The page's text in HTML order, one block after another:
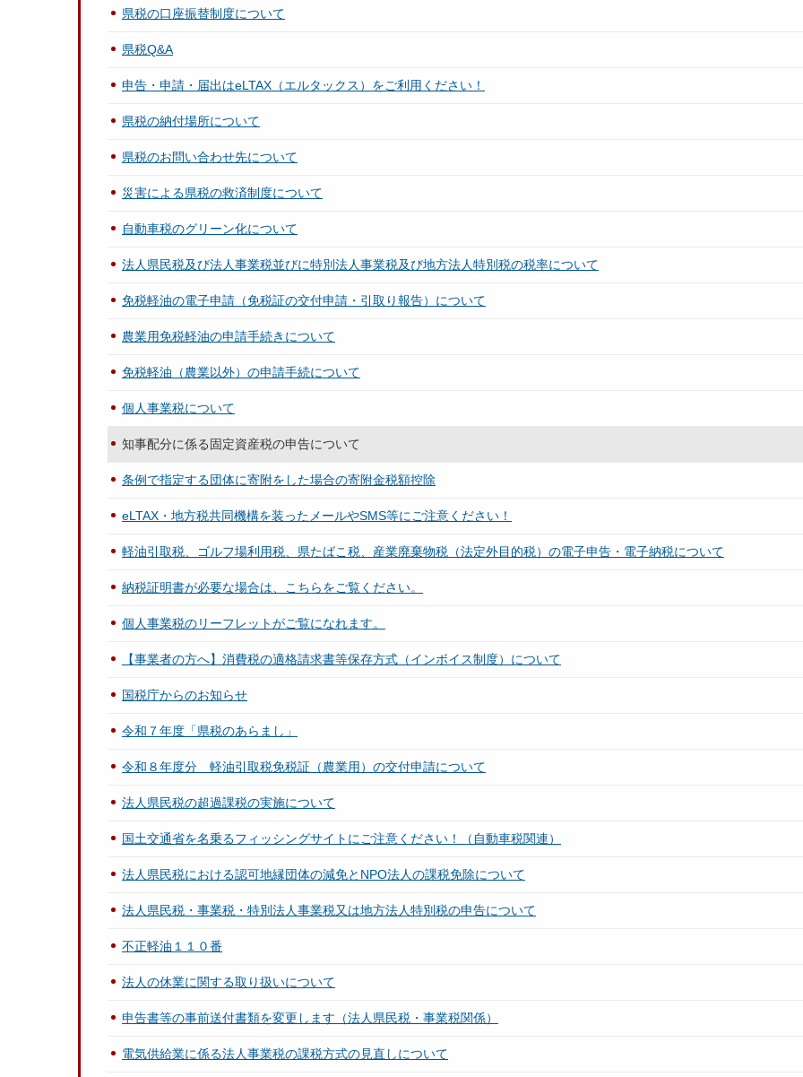
県税の口座振替制度について
県税Q&A
申告・申請・届出はeLTAX（エルタックス）をご利用ください！
県税の納付場所について
県税のお問い合わせ先について
災害による県税の救済制度について
自動車税のグリーン化について
法人県民税及び法人事業税並びに特別法人事業税及び地方法人特別税の税率について
免税軽油の電子申請（免税証の交付申請・引取り報告）について
農業用免税軽油の申請手続きについて
免税軽油（農業以外）の申請手続について
個人事業税について
知事配分に係る固定資産税の申告について
条例で指定する団体に寄附をした場合の寄附金税額控除
eLTAX・地方税共同機構を装ったメールやSMS等にご注意ください！
軽油引取税、ゴルフ場利用税、県たばこ税、産業廃棄物税（法定外目的税）の電子申告・電子納税について
納税証明書が必要な場合は、こちらをご覧ください。
個人事業税のリーフレットがご覧になれます。
【事業者の方へ】消費税の適格請求書等保存方式（インボイス制度）について
国税庁からのお知らせ
令和７年度「県税のあらまし」
令和８年度分 軽油引取税免税証（農業用）の交付申請について
法人県民税の超過課税の実施について
国土交通省を名乗るフィッシングサイトにご注意ください！（自動車税関連）
法人県民税における認可地縁団体の減免とNPO法人の課税免除について
法人県民税・事業税・特別法人事業税又は地方法人特別税の申告について
不正軽油１１０番
法人の休業に関する取り扱いについて
申告書等の事前送付書類を変更します（法人県民税・事業税関係）
電気供給業に係る法人事業税の課税方式の見直しについて